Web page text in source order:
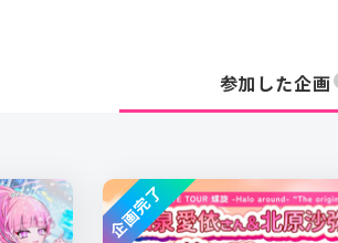
参加した企画
企画完了